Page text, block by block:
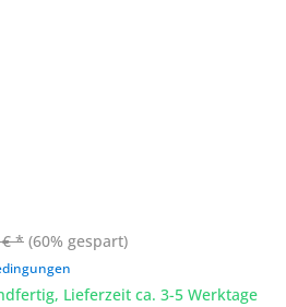
€ * (60% gespart)
Lieferzeit ca. 3-5 Werktage